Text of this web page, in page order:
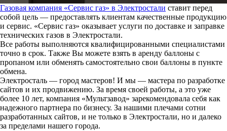
Газовая компания «Сервис газ» в Электростали ставит перед
собой цель — предоставлять клиентам качественные продукцию
и сервис. «Сервис газ» оказывает услуги по доставке и заправке
технических газов в Электростали.
Все работы выполняются квалифицированными специалистами
точно в срок. Также Вы можете взять в аренду баллоны с
пропаном или обменять самостоятельно свои баллоны в пункте
обмена.
Электросталь — город мастеров! И мы — мастера по разработке
сайтов и их продвижению. За время своей работы, а это уже
более 10 лет, компания «Мультзавод» зарекомендовала себя как
надежного партнера по бизнесу. За нашими плечами сотни
разработанных сайтов, и не только в Электростали, но и далеко
за пределами нашего города.